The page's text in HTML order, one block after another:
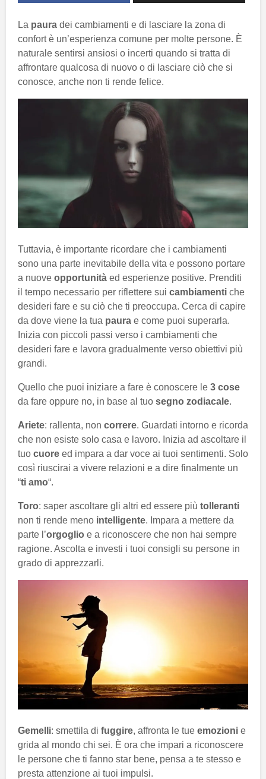
La paura dei cambiamenti e di lasciare la zona di
confort è un’esperienza comune per molte persone. È
naturale sentirsi ansiosi o incerti quando si tratta di
affrontare qualcosa di nuovo o di lasciare ciò che si
conosce, anche non ti rende felice.
Tuttavia, è importante ricordare che i cambiamenti
sono una parte inevitabile della vita e possono portare
a nuove opportunità ed esperienze positive. Prenditi
il ​​tempo necessario per riflettere sui cambiamenti che
desideri fare e su ciò che ti preoccupa. Cerca di capire
da dove viene la tua paura e come puoi superarla.
Inizia con piccoli passi verso i cambiamenti che
desideri fare e lavora gradualmente verso obiettivi più
grandi.
Quello che puoi iniziare a fare è conoscere le 3 cose
da fare oppure no, in base al tuo segno zodiacale.
Ariete: rallenta, non correre. Guardati intorno e ricorda
che non esiste solo casa e lavoro. Inizia ad ascoltare il
tuo cuore ed impara a dar voce ai tuoi sentimenti. Solo
così riuscirai a vivere relazioni e a dire finalmente un
“ti amo“.
Toro: saper ascoltare gli altri ed essere più tolleranti
non ti rende meno intelligente. Impara a mettere da
parte l’orgoglio e a riconoscere che non hai sempre
ragione. Ascolta e investi i tuoi consigli su persone in
grado di apprezzarli.
Gemelli: smettila di fuggire, affronta le tue emozioni e
grida al mondo chi sei. È ora che impari a riconoscere
le persone che ti fanno star bene, pensa a te stesso e
presta attenzione ai tuoi impulsi.